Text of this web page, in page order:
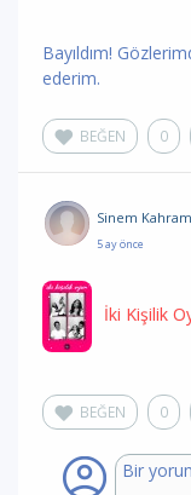
Bayıldım!
ederim.
BEĞEN 0
Sinem
5 ay önce
İki Kişilik
BEĞEN 0